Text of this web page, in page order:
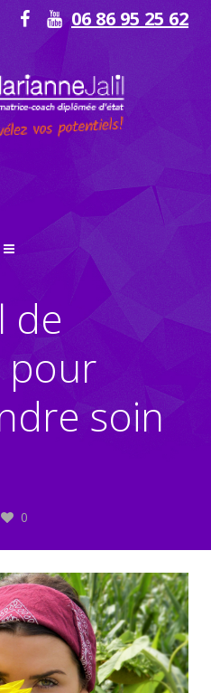
06 86 95 25 62
de
pour
soin
0